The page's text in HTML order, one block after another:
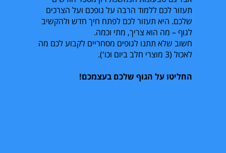
תעזור לכם ללמוד הרבה על גופכם ועל הצרכים
שלכם. היא תעזור לכם לפתח חיך חדש ולהקשיב
לגוף – מה הוא צריך, מתי וכמה.
חשוב שלא תתנו לגופים מסחריים לקבוע לכם מה
לאכול (3 מוצרי חלב ביום וכו').
החליטו על הגוף שלכם בעצמכם!